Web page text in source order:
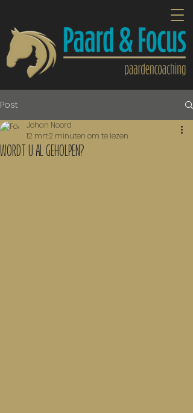
Post
WORDT U AL GEHOLPEN?
Johan Noord
12 mrt2 minuten om te lezen